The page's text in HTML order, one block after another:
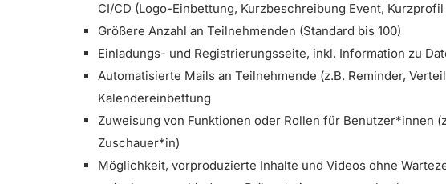
CI/CD (Logo-Einbettung, Kurzbeschreibung Event,
Größere Anzahl an Teilnehmenden (Standard bis 100)
Einladungs- und Registrierungsseite, inkl. Information zu
Automatisierte Mails an Teilnehmende (z.B. Reminder,
Kalendereinbettung
Zuweisung von Funktionen oder Rollen für Benutzer*innen
Zuschauer*in)
Möglichkeit, vorproduzierte Inhalte und Videos ohne